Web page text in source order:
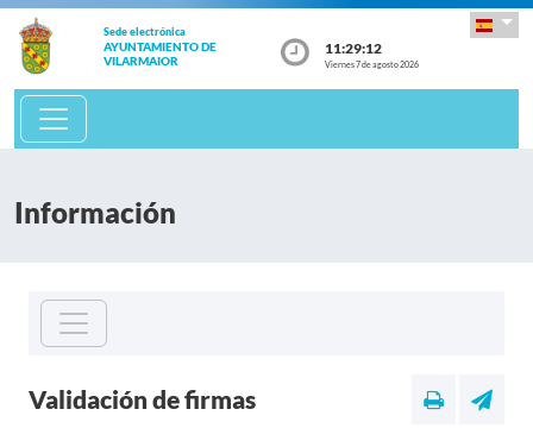
Sede electrónica
AYUNTAMIENTO DE
VILARMAIOR
11:29:12
Viernes 7 de agosto 2026
Información
Validación de firmas